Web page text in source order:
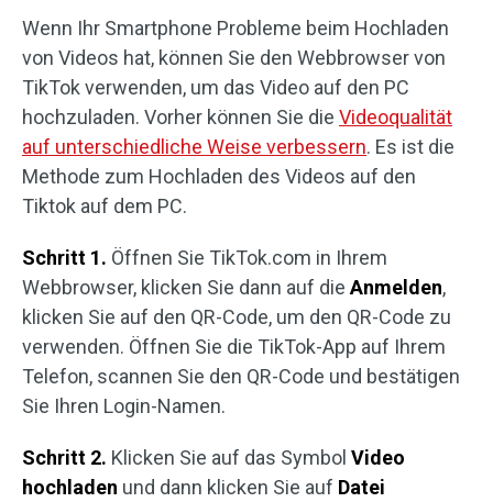
Wenn Ihr Smartphone Probleme beim Hochladen
von Videos hat, können Sie den Webbrowser von
TikTok verwenden, um das Video auf den PC
hochzuladen. Vorher können Sie die Videoqualität
auf unterschiedliche Weise verbessern. Es ist die
Methode zum Hochladen des Videos auf den
Tiktok auf dem PC.
Schritt 1. Öffnen Sie TikTok.com in Ihrem
Webbrowser, klicken Sie dann auf die Anmelden,
klicken Sie auf den QR-Code, um den QR-Code zu
verwenden. Öffnen Sie die TikTok-App auf Ihrem
Telefon, scannen Sie den QR-Code und bestätigen
Sie Ihren Login-Namen.
Schritt 2. Klicken Sie auf das Symbol Video
hochladen und dann klicken Sie auf Datei